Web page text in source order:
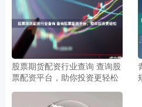
股票期货配资行业查询 查询股
票配资平台，助你投资更轻松